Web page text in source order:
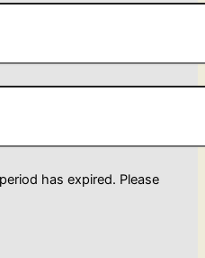
has expired. Please